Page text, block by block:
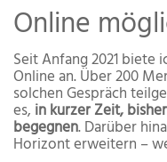
Online
Seit Anfang 2021 biete
Online an. Über 200
solchen Gespräch
es, in kurzer Zeit,
begegnen. Darüber
Horizont erweitern –